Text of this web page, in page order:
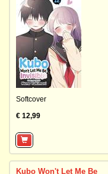
Softcover
€ 12,99
Kubo Won't Let Me Be